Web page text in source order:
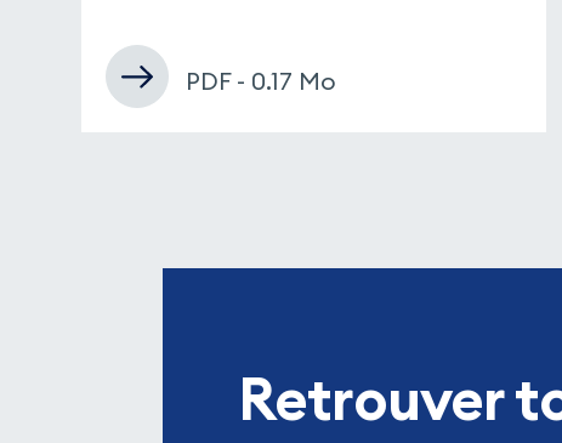
PDF - 0.17 Mo
Retrouver